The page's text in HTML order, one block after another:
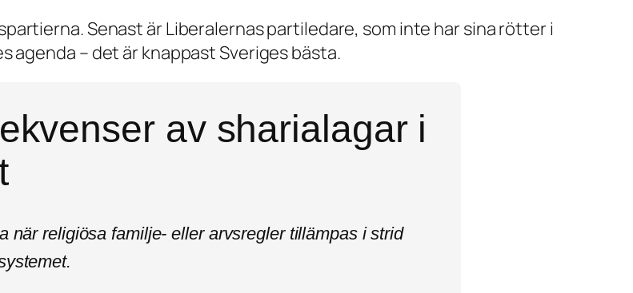
Senast är Liberalernas partiledare, som inte har sina rötter i
agenda – det är knappast Sveriges bästa.
av sharia­lagar i
när religiösa familje- eller arvsregler tillämpas i strid